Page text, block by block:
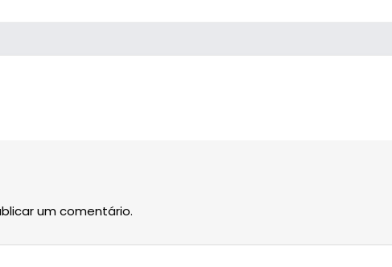
um comentário.